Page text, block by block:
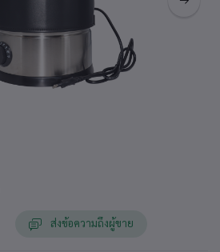
ส่งข้อความถึงผู้ขาย